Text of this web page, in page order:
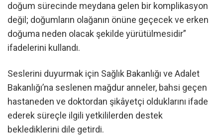
doğum sürecinde meydana gelen bir komplikasyon
değil; doğumların olağanın önüne geçecek ve erken
doğuma neden olacak şekilde yürütülmesidir”
ifadelerini kullandı.
Seslerini duyurmak için Sağlık Bakanlığı ve Adalet
Bakanlığı’na seslenen mağdur anneler, bahsi geçen
hastaneden ve doktordan şikâyetçi olduklarını ifade
ederek süreçle ilgili yetkililerden destek
beklediklerini dile getirdi.